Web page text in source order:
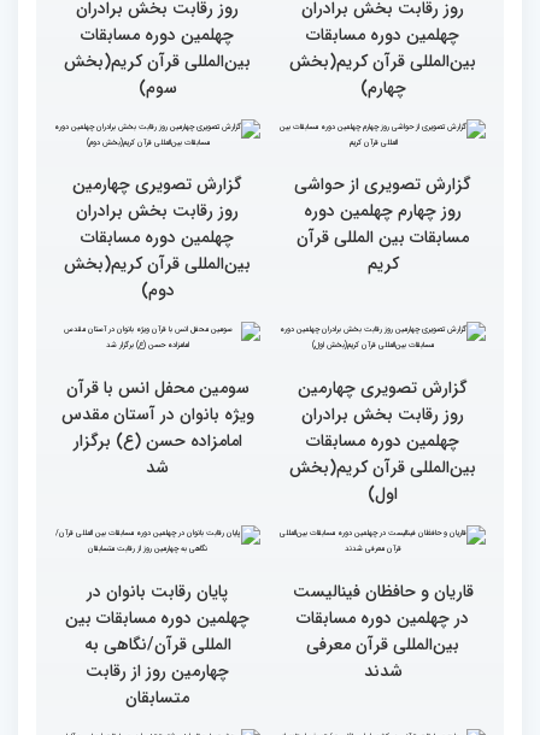
گزارش تصویری سومین
محفل قرآنی «خیرات
حسان»(بخش اول)
جزئیات پنجمین روز رقابت
بخش برادران مسابقات
بین‌المللی قرآن کریم
نقش زن در مقاومت اسلامی
را نباید کوچک شمرد
برگزیده جهان اسلام در
سومین محفل «خیرات
حسان»
گزارش تصویری چهارمین
چهلمین دوره مسابقات
بین‌المللی قرآن کریم(بخش
چهارم)
گزارش تصویری چهارمین
چهلمین دوره مسابقات
بین‌المللی قرآن کریم(بخش
سوم)
گزارش تصویری از حواشی
مسابقات بین المللی قرآن
کریم
گزارش تصویری چهارمین
چهلمین دوره مسابقات
بین‌المللی قرآن کریم(بخش
دوم)